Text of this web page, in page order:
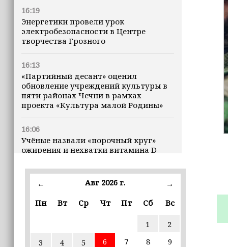
16:19
Энергетики провели урок
электробезопасности в Центре
творчества Грозного
16:13
«Партийный десант» оценил
обновление учреждений культуры в
пяти районах Чечни в рамках
проекта «Культура малой Родины»
16:06
Учёные назвали «порочный круг»
ожирения и нехватки витамина D
16:00
В Чеченской Республике начинается
избирательные комиссии
← Авг 2026 г.
→
Пн
Вт Ср Чт Пт Сб Вс
1
2
3
4 5 6 7 8
9